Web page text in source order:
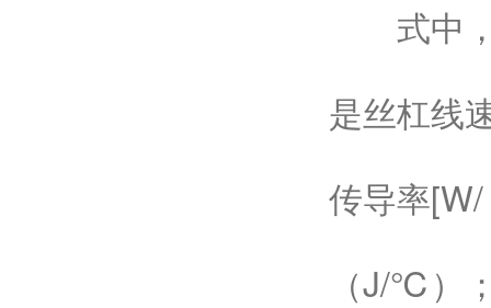
式中，
是丝杠线
传导率
（J/℃）